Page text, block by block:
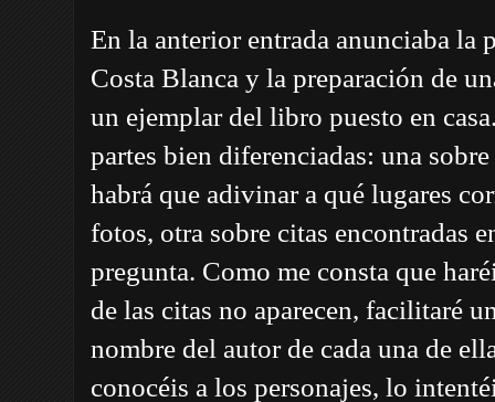
En la anterior entrada anunciaba
Costa Blanca y la preparación de
un ejemplar del libro puesto en
partes bien diferenciadas: una
habrá que adivinar a qué lugares
fotos, otra sobre citas encontradas
pregunta. Como me consta que
de las citas no aparecen, facilitaré
nombre del autor de cada una de
conocéis a los personajes, lo